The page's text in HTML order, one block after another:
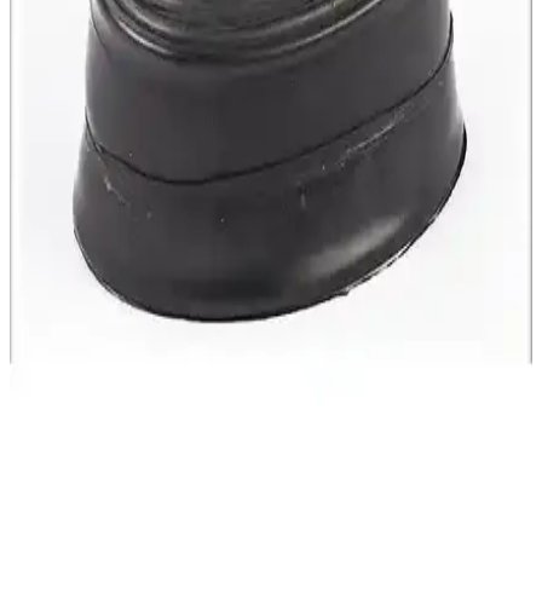
Impact Epic Impact Tail Çamurluk Seti 26-29 inç
bisikletler için dayanıklı ve kolay montajlı
Impact markasının Epic Impact Tail Çamurluk Seti, 26-29 inç
tekerlekler için dayanıklı, hafif ve kolay takılabilen tasarımı ile
bisiklet korumasını sağlar.
HSGL Geniş Yaylı Soft Bisiklet Selesi: Konfor ve
Dayanıklılık Sunan Ergonomik Tasarım
HSGL geniş yaylı soft bisiklet selesi, yüksek konfor ve dayanıklılık
sağlar, kolay montaj ve ergonomik tasarımıyla uzun sürüşlerde bile